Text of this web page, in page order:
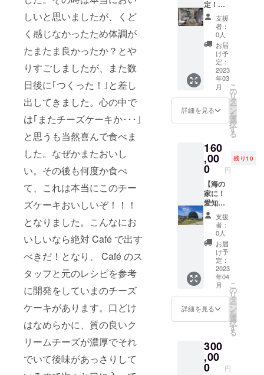
しいと思いましたが、くど
く感じなかったため体調が
たまたま良かったか？とや
りすごしましたが、また数
日後に｢つくった！｣と差し
出してきました。心の中で
は｢またチーズケーキか･･･｣
と思うも当然喜んで食べま
した。なぜかまたおいし
い。その後も何度か食べ
て、これは本当にこのチー
ズケーキおいしいぞ！！！
となりました。こんなにお
いしいなら絶対 Café で出す
べきだ！となり、 Café のス
タッフと元のレシピを参考
に開発をしていまのチーズ
ケーキがあります。口どけ
はなめらかに、質の良いク
リームチーズが濃厚でそれ
でいて後味があっさりして
にて案
内をお
送りい
たしま
すので
返信の
形で
PDF
ファイ
ルとし
て送信
してく
ださ
い。
する内
容、 法
令に違
反する
内容な
どはお
受けで
きませ
ん。
定！
バータ
イム貸
切権】
東京吉
祥寺に
て営業
する
バーを
貸し切
ること
が出来
ます！1
階、地
両階と
もお使
いいた
だけま
す！(要
予約) イ
ベント
開催も
可能で
す。
支援
者：
0人
お届
け予
定：
2023
年03
月
詳細を見る
こ
の
リ
タ
ー
ン
を
選
択
す
る
160
,00
0 円
残り10
【海の
家に！
愛知県
にある
野間本
店貸切
権】愛
知県知
多半島
にある
野間本
店を貸
切るこ
とがで
きま
す！も
海の家
として
のイベ
ント開
支援
者：
0人
お届
け予
定：
2023
年04
月
詳細を見る
こ
の
リ
タ
ー
ン
を
選
択
す
る
300
,00
0 円